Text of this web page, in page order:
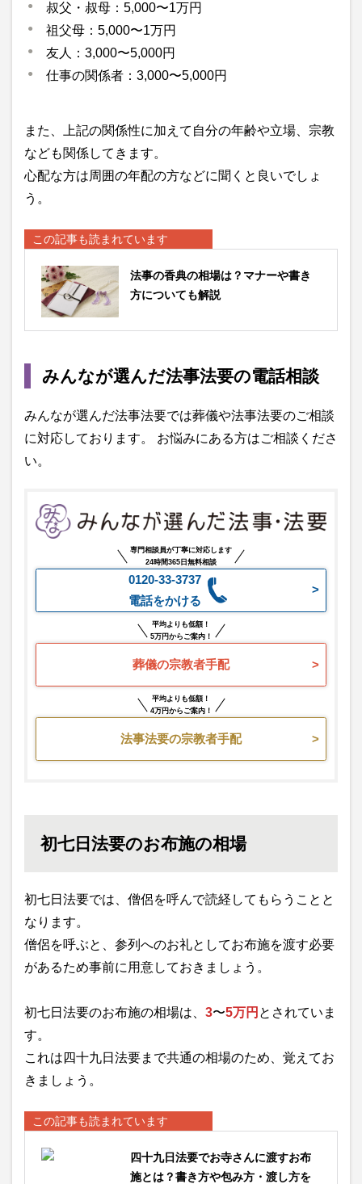
叔父・叔母：5,000〜1万円
祖父母：5,000〜1万円
友人：3,000〜5,000円
仕事の関係者：3,000〜5,000円
また、上記の関係性に加えて自分の年齢や立場、宗教
なども関係してきます。
心配な方は周囲の年配の方などに聞くと良いでしょ
う。
この記事も読まれています
法事の香典の相場は？マナーや書き
方についても解説
みんなが選んだ法事法要の電話相談
みんなが選んだ法事法要では葬儀や法事法要のご相談
に対応しております。 お悩みにある方はご相談くださ
い。
専門相談員が丁寧に対応します
24時間365日無料相談
0120-33-3737
電話をかける
平均よりも低額！
5万円からご案内！
葬儀の宗教者手配
平均よりも低額！
4万円からご案内！
法事法要の宗教者手配
初七日法要のお布施の相場
初七日法要では、僧侶を呼んで読経してもらうことと
なります。
僧侶を呼ぶと、参列へのお礼としてお布施を渡す必要
があるため事前に用意しておきましょう。
初七日法要のお布施の相場は、 3〜5万円 とされていま
す。
これは四十九日法要まで共通の相場のため、覚えてお
きましょう。
この記事も読まれています
四十九日法要でお寺さんに渡すお布
施とは？書き方や包み方・渡し方を